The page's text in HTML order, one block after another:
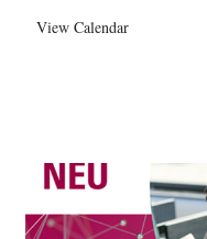
View Calendar